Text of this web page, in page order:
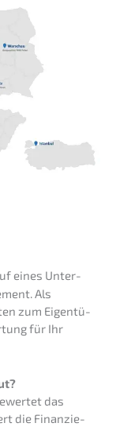
eines Unter­
Als
zum Eigen­tü­
für Ihr
das
die Finan­zie­